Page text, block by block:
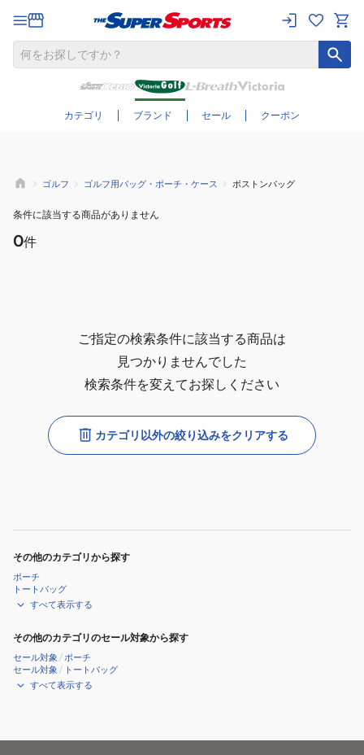
カテゴリ ブランド セール クーポン
さらに絞り込む
ゴルフ ゴルフ用バッグ・ポーチ・ケース ボストンバッグ
条件に該当する商品がありません
0件
ご指定の検索条件に該当する商品は
見つかりませんでした
検索条件を変えてお探しください
カテゴリ以外の絞り込みをクリアする
その他のカテゴリから探す
ポーチ
トートバッグ
すべて表示する
その他のカテゴリのセール対象から探す
セール対象 /ポーチ
セール対象 / トートバッグ
すべて表示する